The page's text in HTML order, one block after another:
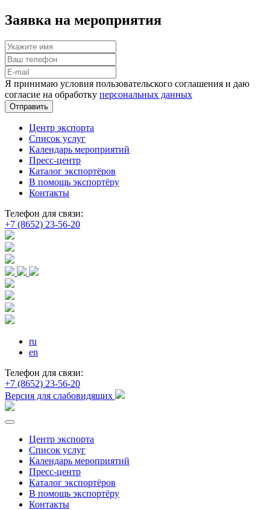
Заявка на мероприятия
Я принимаю условия пользовательского соглашения и даю
согласие на обработку персональных данных
Отправить
Центр экспорта
Список услуг
Календарь мероприятий
Пресс-центр
Каталог экспортёров
В помощь экспортёру
Контакты
Телефон для связи:
+7 (8652) 23-56-20
ru
en
Телефон для связи:
+7 (8652) 23-56-20
Версия для слабовидящих
Центр экспорта
Список услуг
Календарь мероприятий
Пресс-центр
Каталог экспортёров
В помощь экспортёру
Контакты